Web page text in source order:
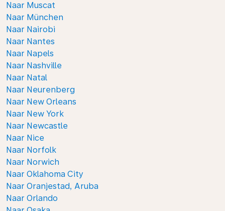
Naar Muscat
Naar München
Naar Nairobi
Naar Nantes
Naar Napels
Naar Nashville
Naar Natal
Naar Neurenberg
Naar New Orleans
Naar New York
Naar Newcastle
Naar Nice
Naar Norfolk
Naar Norwich
Naar Oklahoma City
Naar Oranjestad, Aruba
Naar Orlando